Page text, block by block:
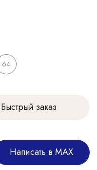
64
Быстрый заказ
Написать в MAX